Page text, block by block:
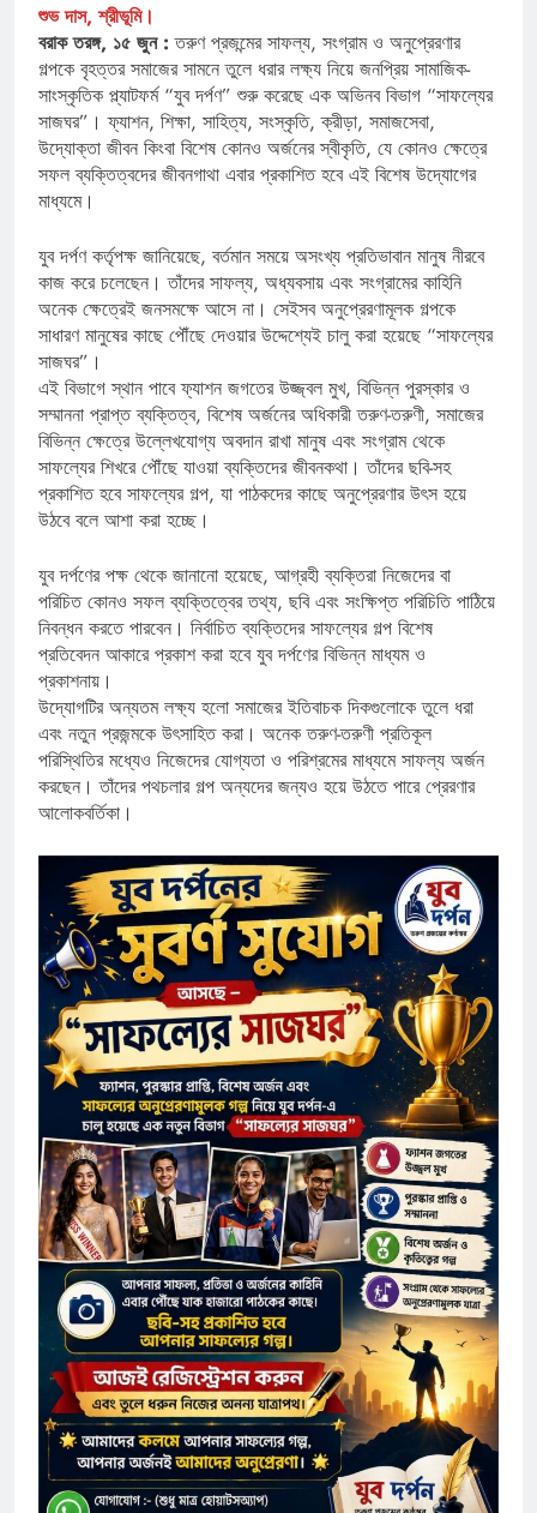
শুভ দাস, শ্রীভূমি।
বরাক তরঙ্গ, ১৫ জুন : তরুণ প্রজন্মের সাফল্য, সংগ্রাম ও অনুপ্রেরণার
গল্পকে বৃহত্তর সমাজের সামনে তুলে ধরার লক্ষ্য নিয়ে জনপ্রিয় সামাজিক-
সাংস্কৃতিক প্ল্যাটফর্ম “যুব দর্পণ” শুরু করেছে এক অভিনব বিভাগ “সাফল্যের
সাজঘর”। ফ্যাশন, শিক্ষা, সাহিত্য, সংস্কৃতি, ক্রীড়া, সমাজসেবা,
উদ্যোক্তা জীবন কিংবা বিশেষ কোনও অর্জনের স্বীকৃতি, যে কোনও ক্ষেত্রে
সফল ব্যক্তিত্বদের জীবনগাথা এবার প্রকাশিত হবে এই বিশেষ উদ্যোগের
মাধ্যমে।
যুব দর্পণ কর্তৃপক্ষ জানিয়েছে, বর্তমান সময়ে অসংখ্য প্রতিভাবান মানুষ নীরবে
কাজ করে চলেছেন। তাঁদের সাফল্য, অধ্যবসায় এবং সংগ্রামের কাহিনি
অনেক ক্ষেত্রেই জনসমক্ষে আসে না। সেইসব অনুপ্রেরণামূলক গল্পকে
সাধারণ মানুষের কাছে পৌঁছে দেওয়ার উদ্দেশ্যেই চালু করা হয়েছে “সাফল্যের
সাজঘর”।
এই বিভাগে স্থান পাবে ফ্যাশন জগতের উজ্জ্বল মুখ, বিভিন্ন পুরস্কার ও
সম্মাননা প্রাপ্ত ব্যক্তিত্ব, বিশেষ অর্জনের অধিকারী তরুণ-তরুণী, সমাজের
বিভিন্ন ক্ষেত্রে উল্লেখযোগ্য অবদান রাখা মানুষ এবং সংগ্রাম থেকে
সাফল্যের শিখরে পৌঁছে যাওয়া ব্যক্তিদের জীবনকথা। তাঁদের ছবি-সহ
প্রকাশিত হবে সাফল্যের গল্প, যা পাঠকদের কাছে অনুপ্রেরণার উৎস হয়ে
উঠবে বলে আশা করা হচ্ছে।
যুব দর্পণের পক্ষ থেকে জানানো হয়েছে, আগ্রহী ব্যক্তিরা নিজেদের বা
পরিচিত কোনও সফল ব্যক্তিত্বের তথ্য, ছবি এবং সংক্ষিপ্ত পরিচিতি পাঠিয়ে
নিবন্ধন করতে পারবেন। নির্বাচিত ব্যক্তিদের সাফল্যের গল্প বিশেষ
প্রতিবেদন আকারে প্রকাশ করা হবে যুব দর্পণের বিভিন্ন মাধ্যম ও
প্রকাশনায়।
উদ্যোগটির অন্যতম লক্ষ্য হলো সমাজের ইতিবাচক দিকগুলোকে তুলে ধরা
এবং নতুন প্রজন্মকে উৎসাহিত করা। অনেক তরুণ-তরুণী প্রতিকূল
পরিস্থিতির মধ্যেও নিজেদের যোগ্যতা ও পরিশ্রমের মাধ্যমে সাফল্য অর্জন
করছেন। তাঁদের পথচলার গল্প অন্যদের জন্যও হয়ে উঠতে পারে প্রেরণার
আলোকবর্তিকা।